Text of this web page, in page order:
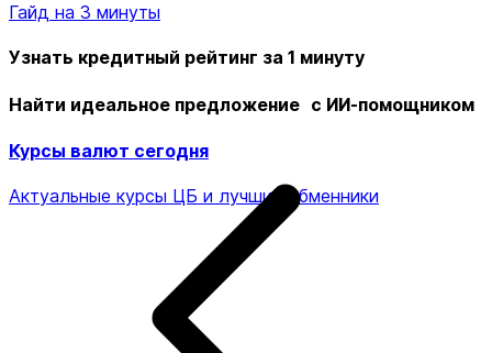
Гайд на 3 минуты
Узнать кредитный рейтинг за 1 минуту
Найти идеальное предложение с ИИ-помощником
Курсы валют сегодня
Актуальные курсы ЦБ и лучшие обменники